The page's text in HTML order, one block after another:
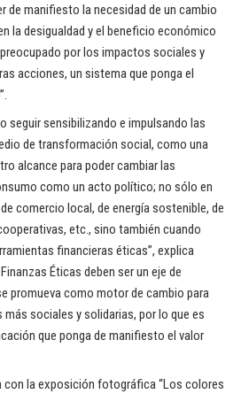
de manifiesto la necesidad de un cambio
la desigualdad y el beneficio económico
por los impactos sociales y
acciones, un sistema que ponga el
seguir sensibilizando e impulsando las
de transformación social, como una
alcance para poder cambiar las
como un acto político; no sólo en
comercio local, de energía sostenible, de
etc., sino también cuando
financieras éticas”, explica
Éticas deben ser un eje de
promueva como motor de cambio para
sociales y solidarias, por lo que es
que ponga de manifiesto el valor
con la exposición fotográfica “Los colores